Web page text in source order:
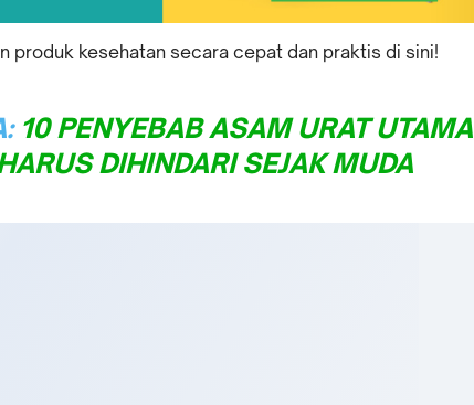
produk kesehatan secara cepat dan praktis di sini!
10 PENYEBAB ASAM URAT UTAMA
DIHINDARI SEJAK MUDA